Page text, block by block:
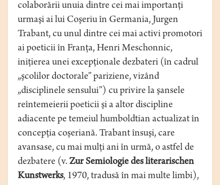
colaborării unuia dintre cei mai importanţi
urmaşi ai lui Coşeriu în Germania, Jurgen
Trabant, cu unul dintre cei mai activi promotori
ai poeticii în Franţa, Henri Meschonnic,
iniţierea unei excepţionale dezbateri (în cadrul
„şcolilor doctorale” pariziene, vizând
„disciplinele sensului”) cu privire la şansele
reîntemeierii poeticii şi a altor discipline
adiacente pe temeiul humboldtian actualizat în
concepţia coşeriană. Trabant însuşi, care
avansase, cu mai mulţi ani în urmă, o astfel de
dezbatere (v.Zur Semiologie des literarischen
Kunstwerks, 1970, tradusă în mai multe limbi),